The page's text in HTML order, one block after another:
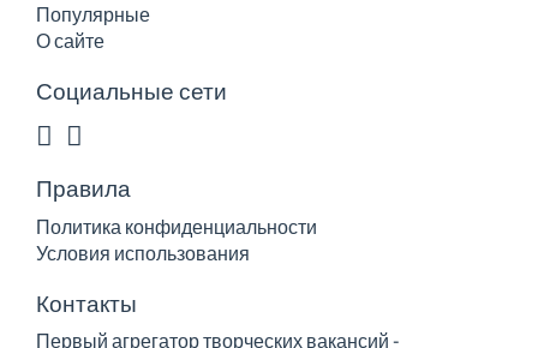
Популярные
О сайте
Социальные сети
Правила
Политика конфиденциальности
Условия использования
Контакты
Первый агрегатор творческих вакансий -